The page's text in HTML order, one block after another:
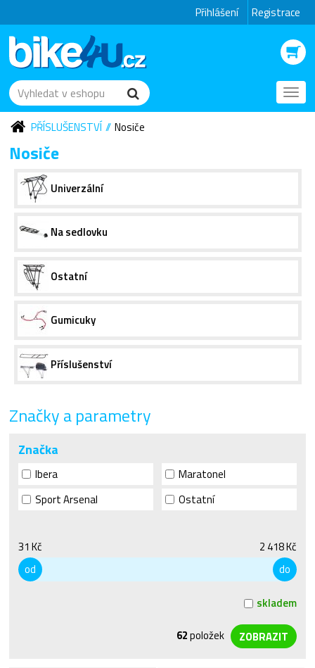
Přihlášení Registrace
PŘÍSLUŠENSTVÍ
Nosiče
Nosiče
Univerzální
Na sedlovku
Ostatní
Gumicuky
Příslušenství
Značky a parametry
Značka
Ibera
Maratonel
Sport Arsenal
Ostatní
31 Kč
2 418 Kč
od
do
skladem
62položek